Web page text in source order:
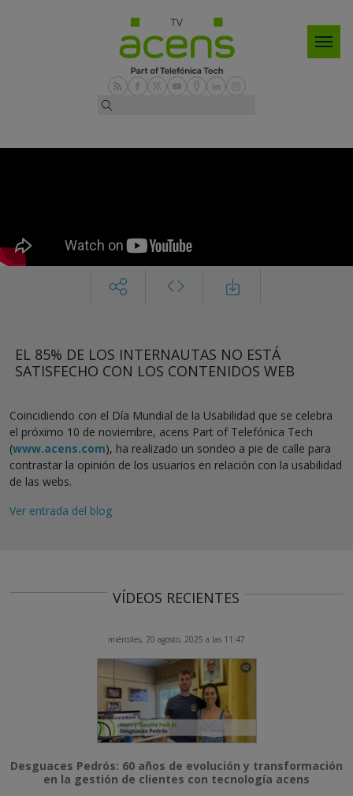
EL 85% DE LOS INTERNAUTAS NO ESTÁ
SATISFECHO CON LOS CONTENIDOS WEB
Coincidiendo con el Día Mundial de la Usabilidad que se celebra
el próximo 10 de noviembre, acens Part of Telefónica Tech
(www.acens.com), ha realizado un sondeo a pie de calle para
contrastar la opinión de los usuarios en relación con la usabilidad
de las webs.
Ver entrada del blog
VÍDEOS RECIENTES
miércoles, 20 agosto, 2025 a las 11:47
Desguaces Pedrós: 60 años de evolución y transformación
en la gestión de clientes con tecnología acens